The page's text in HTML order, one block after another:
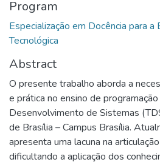
Program
Especialização em Docência para
Tecnológica
Abstract
O presente trabalho aborda a
e prática no ensino de
Desenvolvimento de Sistemas
de Brasília – Campus Brasília.
apresenta uma lacuna na
dificultando a aplicação dos